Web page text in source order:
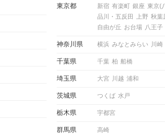
も混じえながら解説するので、ぜひ
東京都 新宿 有楽町 銀座 東京(
品川・五反田
上野 秋葉
自由が丘 お台場 八王子
神奈川県 横浜 みなとみらい 川
千葉県 千葉 柏 船橋
埼玉県 大宮 川越 浦和
茨城県 つくば 水戸
栃木県 宇都宮
群馬県 高崎